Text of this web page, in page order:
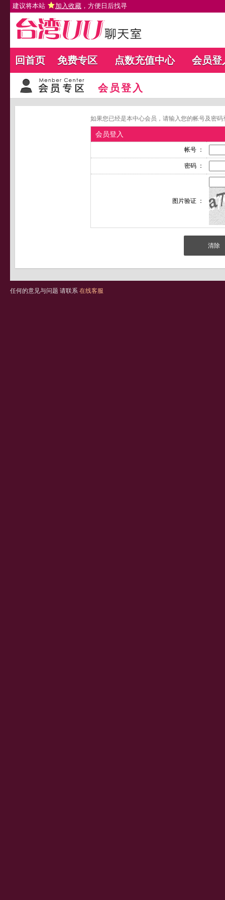
建议将本站 加入收藏 ，方便日后找寻
回首页 免费专区 点数充值中心 会员登
会员登入
如果您已经是本中心会员，请输入您的帐号及密
会员登入
帐号 ：
密码 ：
图片验证 ：
任何的意见与问题 请联系 在线客服